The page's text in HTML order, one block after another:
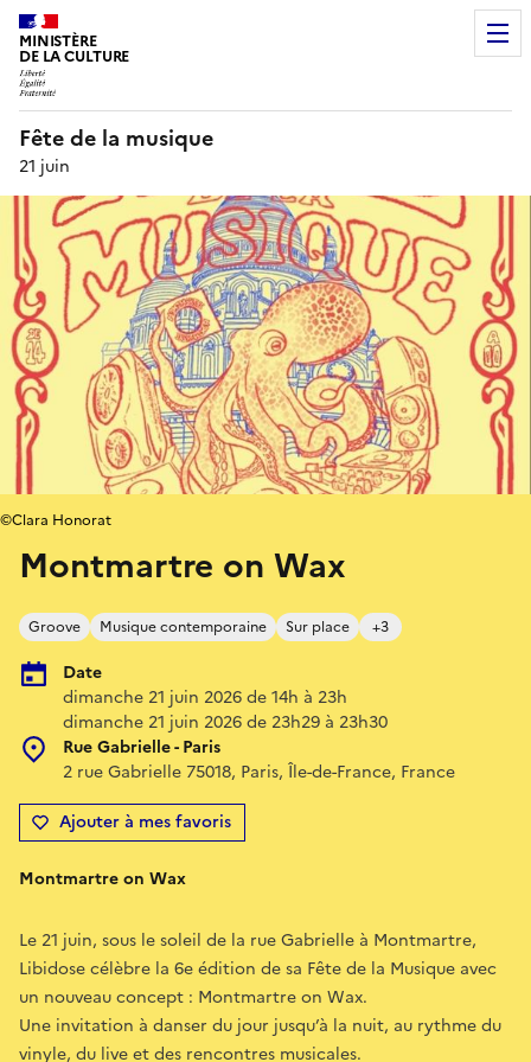
MINISTÈRE
DE LA CULTURE
Fête de la musique
21 juin
Montmartre on Wax
Groove Musique contemporaine Sur place +3
Date
dimanche 21 juin 2026 de 14h à 23h
dimanche 21 juin 2026 de 23h29 à 23h30
Rue Gabrielle - Paris
2 rue Gabrielle 75018, Paris, Île-de-France, France
Ajouter à mes favoris
©Clara Honorat
Montmartre on Wax
Le 21 juin, sous le soleil de la rue Gabrielle à Montmartre,
Libidose célèbre la 6e édition de sa Fête de la Musique avec
un nouveau concept : Montmartre on Wax.
Une invitation à danser du jour jusqu’à la nuit, au rythme du
vinyle, du live et des rencontres musicales.